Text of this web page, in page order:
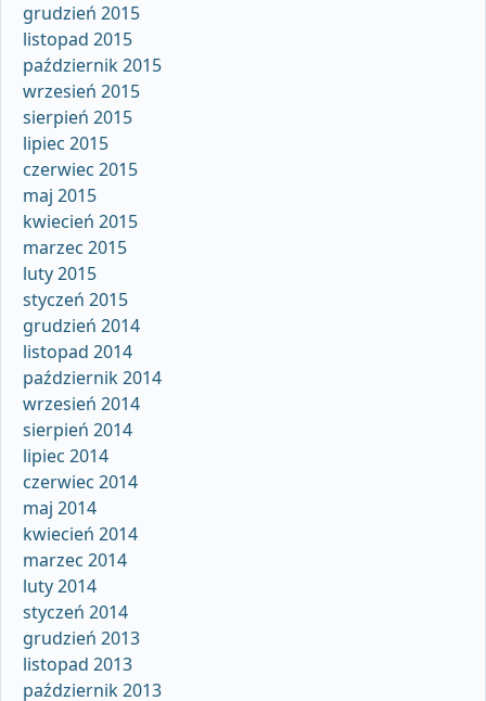
grudzień 2015
listopad 2015
październik 2015
wrzesień 2015
sierpień 2015
lipiec 2015
czerwiec 2015
maj 2015
kwiecień 2015
marzec 2015
luty 2015
styczeń 2015
grudzień 2014
listopad 2014
październik 2014
wrzesień 2014
sierpień 2014
lipiec 2014
czerwiec 2014
maj 2014
kwiecień 2014
marzec 2014
luty 2014
styczeń 2014
grudzień 2013
listopad 2013
październik 2013